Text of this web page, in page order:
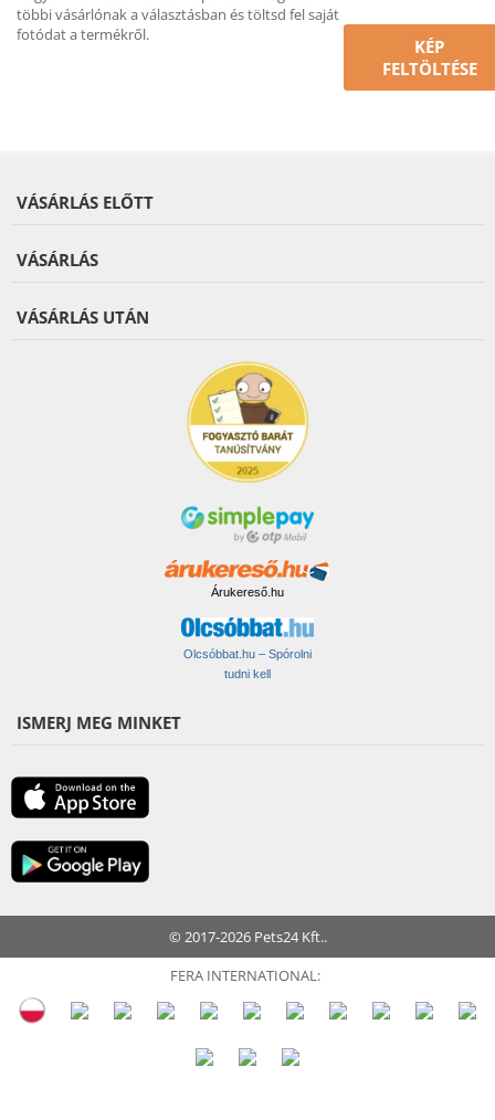
többi vásárlónak a választásban és töltsd fel saját
fotódat a termékről.
KÉP
FELTÖLTÉSE
VÁSÁRLÁS ELŐTT
VÁSÁRLÁS
VÁSÁRLÁS UTÁN
Árukereső.hu
Olcsóbbat.hu – Spórolni
tudni kell
ISMERJ MEG MINKET
© 2017-2026 Pets24 Kft..
FERA INTERNATIONAL: